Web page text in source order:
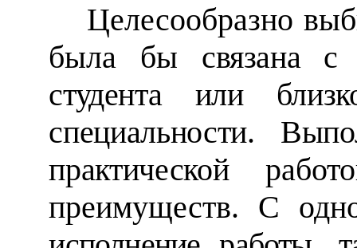
Целесообразно
была бы связана с
студента или
специальности.
практической
преимуществ. С